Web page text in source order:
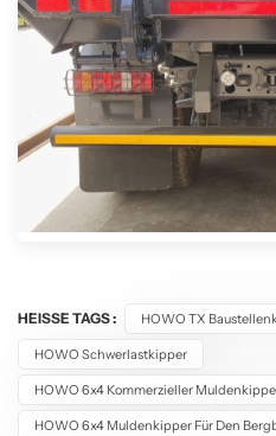
HEISSE TAGS : HOWO TX
HOWO Schwerlastkipper
HOWO 6x4 Kommerzieller
HOWO 6x4 Muldenkipper Für Den